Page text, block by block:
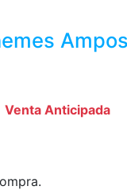
Venta Anticipada